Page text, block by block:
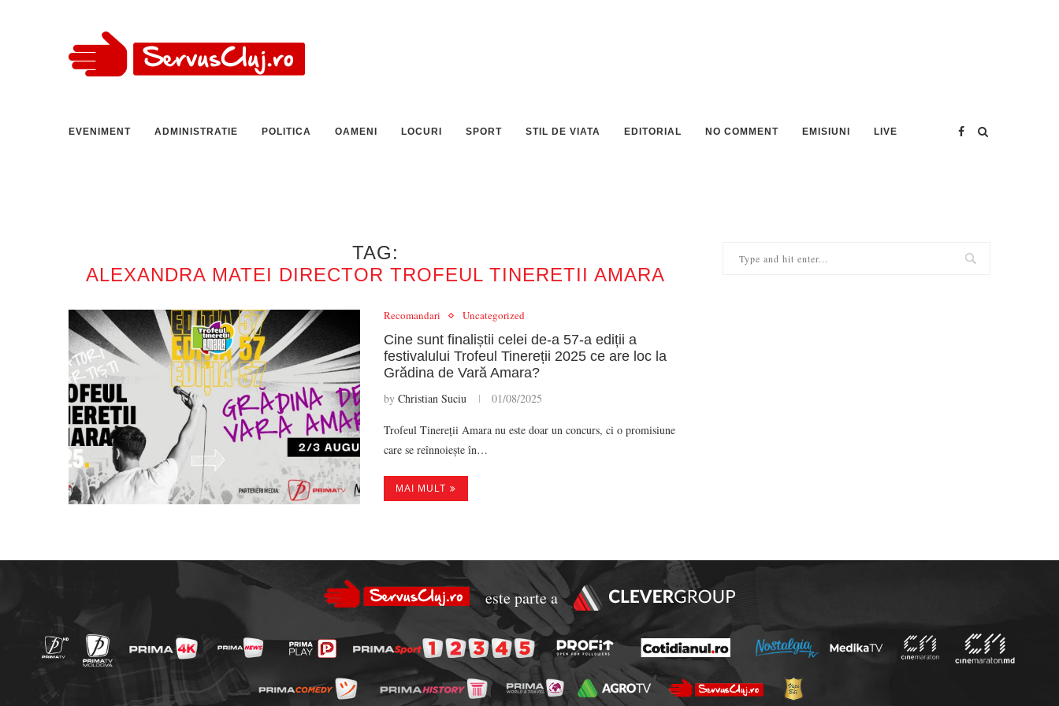
EVENIMENT ADMINISTRATIE POLITICA OAMENI LOCURI SPORT STIL DE VIATA EDITORIAL NO COMMENT EMISIUNI LIVE
TAG:
ALEXANDRA MATEI DIRECTOR TROFEUL TINERETII AMARA
Recomandari Uncategorized
Cine sunt finaliștii celei de-a 57-a ediții a
festivalului Trofeul Tinereții 2025 ce are loc la
Grădina de Vară Amara?
by Christian Suciu 01/08/2025
Trofeul Tinereții Amara nu este doar un concurs, ci o promisiune
care se reînnoiește în…
MAI MULT
este parte a